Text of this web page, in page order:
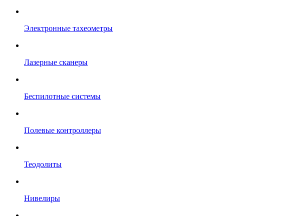
Электронные тахеометры
Лазерные сканеры
Беспилотные системы
Полевые контроллеры
Теодолиты
Нивелиры